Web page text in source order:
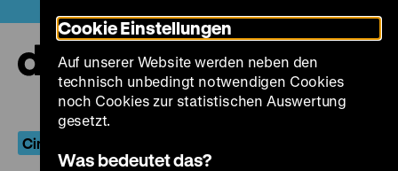
zum
Seiteninhalt
springen
Cinema of Outsiders: Part II
Cookie Einstellungen
Auf unserer Website werden neben den
technisch unbedingt notwendigen Cookies
noch Cookies zur statistischen Auswertung
gesetzt.
Was bedeutet das?